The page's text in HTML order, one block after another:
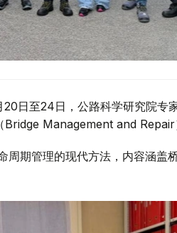
日至24日，公路科学研究院专
Bridge Management and Repair
周期管理的现代方法，内容涵盖